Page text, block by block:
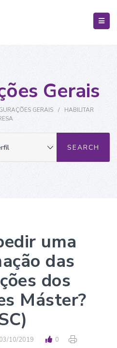
Gerais
GERAIS /
HABILITAR
uma
das
dos
Máster?
03/10/2019 0